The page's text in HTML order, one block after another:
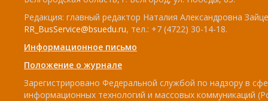
Редакция: главный редактор Наталия Александровна
RR_BusService@bsuedu.ru, тел.: +7 (4722) 30-14-18.
Информационное письмо
Положение о журнале
Зарегистрировано Федеральной службой по надзору в
информационных технологий и массовых коммуникаций